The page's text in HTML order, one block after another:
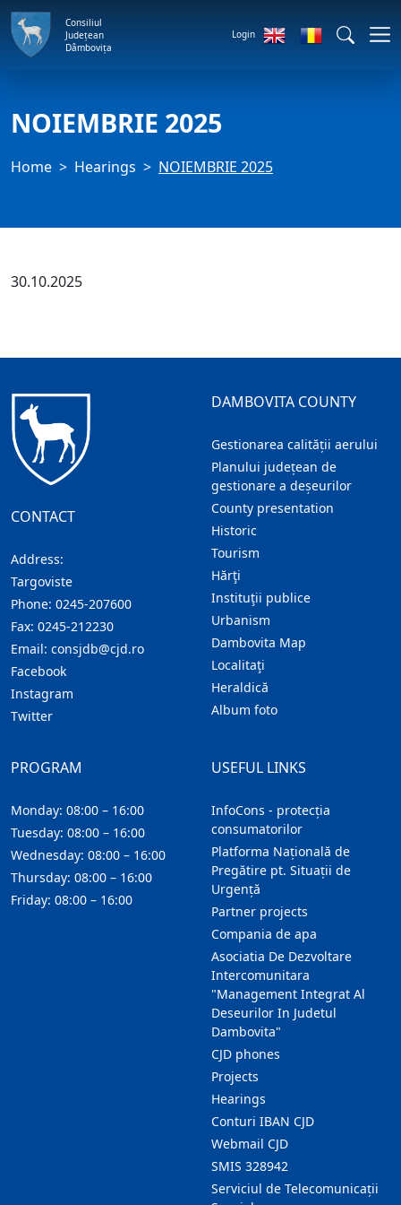
Consiliul
Județean
Dâmbovița
Login
NOIEMBRIE 2025
Home Hearings NOIEMBRIE 2025
30.10.2025
CONTACT
Address:
Targoviste
Phone: 0245-207600
Fax: 0245-212230
Email: consjdb@cjd.ro
Facebook
Instagram
Twitter
DAMBOVITA COUNTY
Gestionarea calității aerului
Planului județean de
gestionare a deșeurilor
County presentation
Historic
Tourism
Hărţi
Instituţii publice
Urbanism
Dambovita Map
Localitaţi
Heraldică
Album foto
USEFUL LINKS
InfoCons - protecția
consumatorilor
Platforma Națională de
Pregătire pt. Situații de
Urgență
Partner projects
Compania de apa
Asociatia De Dezvoltare
Intercomunitara
"Management Integrat Al
Deseurilor In Judetul
Dambovita"
CJD phones
Projects
Hearings
Conturi IBAN CJD
Webmail CJD
SMIS 328942
Serviciul de Telecomunicații
PROGRAM
Monday: 08:00 – 16:00
Tuesday: 08:00 – 16:00
Wednesday: 08:00 – 16:00
Thursday: 08:00 – 16:00
Friday: 08:00 – 16:00